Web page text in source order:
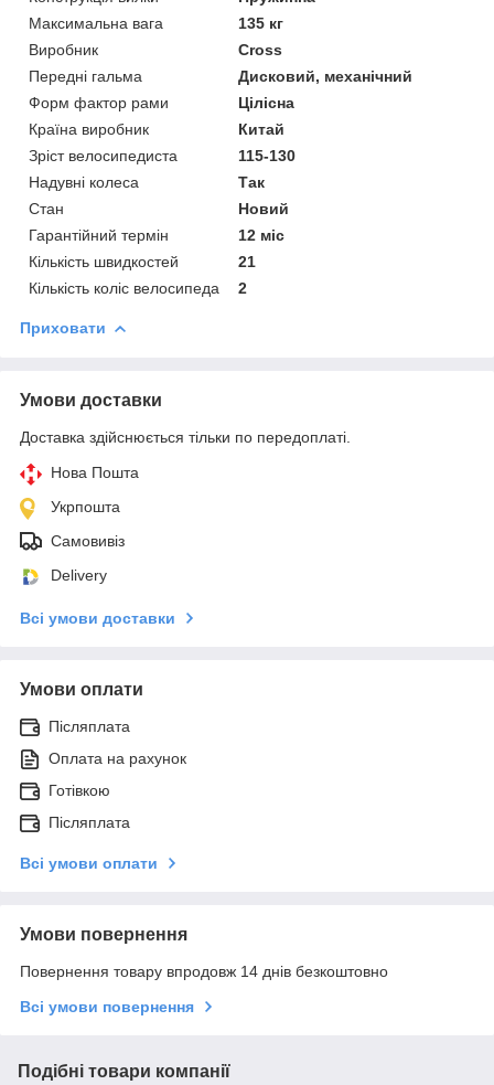
Максимальна вага
135 кг
Виробник
Cross
Передні гальма
Дисковий, механічний
Форм фактор рами
Цілісна
Країна виробник
Китай
Зріст велосипедиста
115-130
Надувні колеса
Так
Стан
Новий
Гарантійний термін
12 міс
Кількість швидкостей
21
Кількість коліс велосипеда
2
Приховати
Умови доставки
Доставка здійснюється тільки по передоплаті.
Нова Пошта
Укрпошта
Самовивіз
Delivery
Всі умови доставки
Умови оплати
Післяплата
Оплата на рахунок
Готівкою
Післяплата
Всі умови оплати
Умови повернення
Повернення товару впродовж 14 днів безкоштовно
Всі умови повернення
Подібні товари компанії